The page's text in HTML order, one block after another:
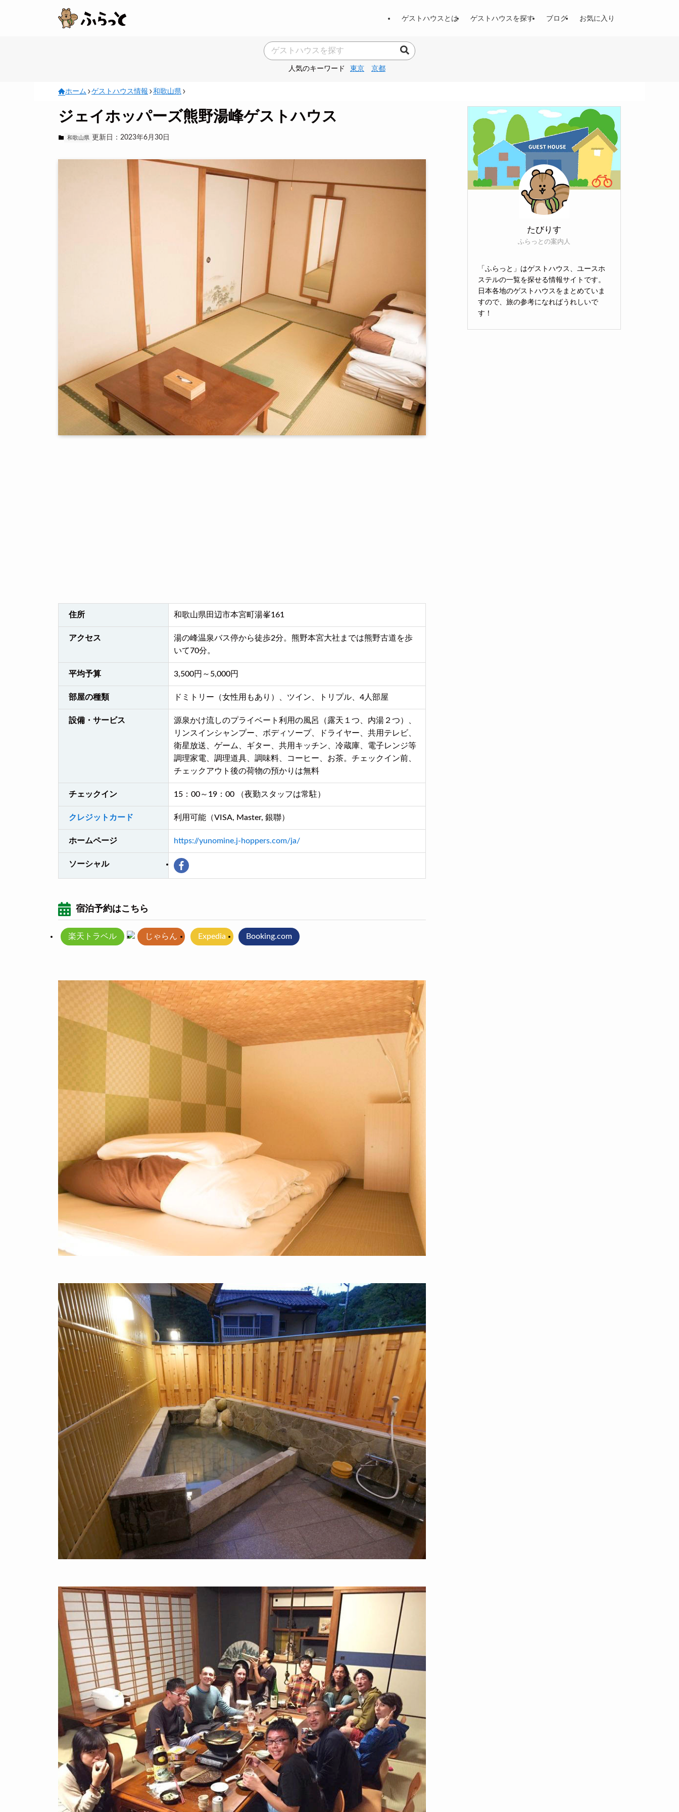
ゲストハウスとは ゲストハウスを探す ブログ お気に入り
人気のキーワード 東京 京都
ホーム ゲストハウス情報 和歌山県
ジェイホッパーズ熊野湯峰ゲストハウス
和歌山県 更新日：2023年6月30日
住所 和歌山県田辺市本宮町湯峯161
アクセス
湯の峰温泉バス停から徒歩2分。熊野本宮大社までは熊野古道を歩
いて70分。
平均予算 3,500円～5,000円
部屋の種類 ドミトリー（女性用もあり）、ツイン、トリプル、4人部屋
設備・サービス
源泉かけ流しのプライベート利用の風呂（露天１つ、内湯２つ）、
リンスインシャンプー、ボディソープ、ドライヤー、共用テレビ、
衛星放送、ゲーム、ギター、共用キッチン、冷蔵庫、電子レンジ等
調理家電、調理道具、調味料、コーヒー、お茶。チェックイン前、
チェックアウト後の荷物の預かりは無料
チェックイン 15：00～19：00 （夜勤スタッフは常駐）
クレジットカード 利用可能（VISA, Master, 銀聯）
ホームページ https://yunomine.j-hoppers.com/ja/
ソーシャル
宿泊予約はこちら
楽天トラベル じゃらん Expedia Booking.com
たびりす
ふらっとの案内人
「ふらっと」はゲストハウス、ユースホ
ステルの一覧を探せる情報サイトです。
日本各地のゲストハウスをまとめていま
すので、旅の参考になればうれしいで
す！